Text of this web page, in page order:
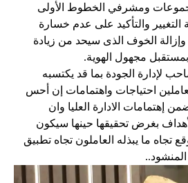
ومشرفي الخطوط الأولى
التغيير والتأكيد على عدم خسارة
وإزالة الخوف الذى سيحد من زيادة
مجهول الهوية.
لإدارة الجودة بما قد يكتسبه
احتياجات واهتمامات إن أحس
إهتمامات الادارة العليا وان
بغرض تحقيقها حينها سيكون
تجاه ما يبذله العاملون تجاه تطبيق
المنشود..